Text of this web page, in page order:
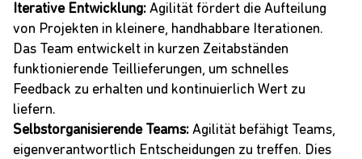
Iterative Entwicklung: Agilität fördert die Aufteilung
von Projekten in kleinere, handhabbare Iterationen.
Das Team entwickelt in kurzen Zeitabständen
funktionierende Teillieferungen, um schnelles
Feedback zu erhalten und kontinuierlich Wert zu
liefern.
Selbstorganisierende Teams: Agilität befähigt Teams,
eigenverantwortlich Entscheidungen zu treffen. Dies